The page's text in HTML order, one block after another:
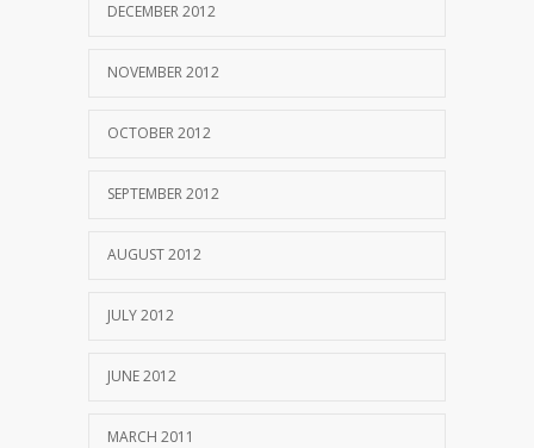
DECEMBER 2012
NOVEMBER 2012
OCTOBER 2012
SEPTEMBER 2012
AUGUST 2012
JULY 2012
JUNE 2012
MARCH 2011